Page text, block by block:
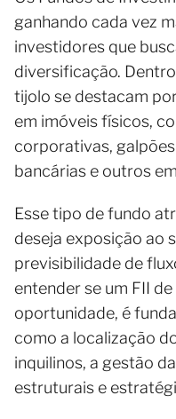
ganhando cada vez
investidores que
diversificação.
tijolo se destacam
em imóveis físicos,
corporativas,
bancárias e outros
Esse tipo de fundo
deseja exposição ao
previsibilidade de
entender se um FII
oportunidade, é
como a localização
inquilinos, a gestão
estruturais e